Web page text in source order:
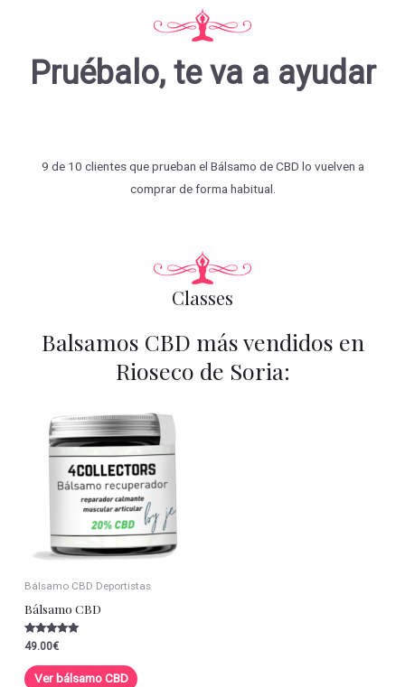
Pruébalo, te va a ayudar
9 de 10 clientes que prueban el Bálsamo de CBD lo vuelven a
comprar de forma habitual.
Classes
Balsamos CBD más vendidos en
Rioseco de Soria:
Bálsamo CBD Deportistas
Bálsamo CBD
Valorado con
5.00
de 5
49.00€
Ver bálsamo CBD